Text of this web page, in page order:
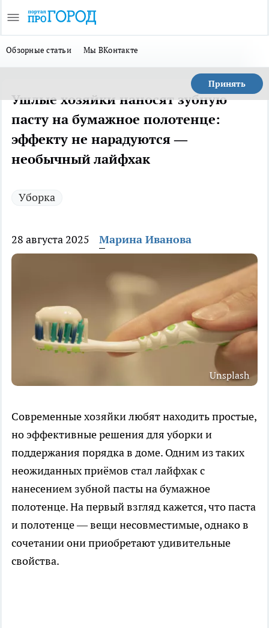
Обзорные статьи Мы ВКонтакте
Принять
Ушлые хозяйки наносят зубную
пасту на бумажное полотенце:
эффекту не нарадуются —
необычный лайфхак
Уборка
28 августа 2025 Марина Иванова
Unsplash
Современные хозяйки любят находить простые,
но эффективные решения для уборки и
поддержания порядка в доме. Одним из таких
неожиданных приёмов стал лайфхак с
нанесением зубной пасты на бумажное
полотенце. На первый взгляд кажется, что паста
и полотенце — вещи несовместимые, однако в
сочетании они приобретают удивительные
свойства.